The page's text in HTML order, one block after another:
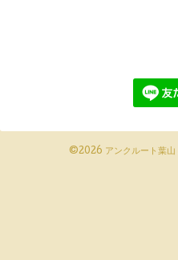
©2026 アンクルート葉山